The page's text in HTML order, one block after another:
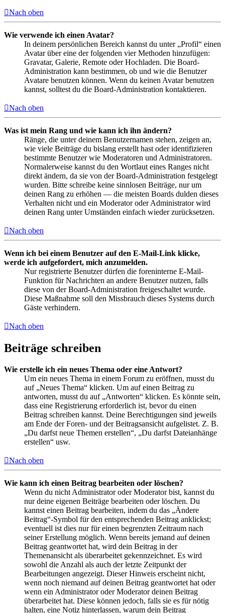
Nach oben
Wie verwende ich einen Avatar?
In deinem persönlichen Bereich kannst du unter „Profil“ einen
Avatar über eine der folgenden vier Methoden hinzufügen:
Gravatar, Galerie, Remote oder Hochladen. Die Board-
Administration kann bestimmen, ob und wie die Benutzer
Avatare benutzen können. Wenn du keinen Avatar benutzen
kannst, solltest du die Board-Administration kontaktieren.
Nach oben
Was ist mein Rang und wie kann ich ihn ändern?
Ränge, die unter deinem Benutzernamen stehen, zeigen an,
wie viele Beiträge du bislang erstellt hast oder identifizieren
bestimmte Benutzer wie Moderatoren und Administratoren.
Normalerweise kannst du den Wortlaut eines Ranges nicht
direkt ändern, da sie von der Board-Administration festgelegt
wurden. Bitte schreibe keine sinnlosen Beiträge, nur um
deinen Rang zu erhöhen — die meisten Boards dulden dieses
Verhalten nicht und ein Moderator oder Administrator wird
deinen Rang unter Umständen einfach wieder zurücksetzen.
Nach oben
Wenn ich bei einem Benutzer auf den E-Mail-Link klicke,
werde ich aufgefordert, mich anzumelden.
Nur registrierte Benutzer dürfen die foreninterne E-Mail-
Funktion für Nachrichten an andere Benutzer nutzen, falls
diese von der Board-Administration freigeschaltet wurde.
Diese Maßnahme soll den Missbrauch dieses Systems durch
Gäste verhindern.
Nach oben
Beiträge schreiben
Wie erstelle ich ein neues Thema oder eine Antwort?
Um ein neues Thema in einem Forum zu eröffnen, musst du
auf „Neues Thema“ klicken. Um auf einen Beitrag zu
antworten, musst du auf „Antworten“ klicken. Es könnte sein,
dass eine Registrierung erforderlich ist, bevor du einen
Beitrag schreiben kannst. Deine Berechtigungen sind jeweils
am Ende der Foren- und der Beitragsansicht aufgelistet. Z. B.
„Du darfst neue Themen erstellen“, „Du darfst Dateianhänge
erstellen“ usw.
Nach oben
Wie kann ich einen Beitrag bearbeiten oder löschen?
Wenn du nicht Administrator oder Moderator bist, kannst du
nur deine eigenen Beiträge bearbeiten oder löschen. Du
kannst einen Beitrag bearbeiten, indem du das „Ändere
Beitrag“-Symbol für den entsprechenden Beitrag anklickst;
eventuell ist dies nur für einen begrenzten Zeitraum nach
seiner Erstellung möglich. Wenn bereits jemand auf deinen
Beitrag geantwortet hat, wird dein Beitrag in der
Themenansicht als überarbeitet gekennzeichnet. Es wird
sowohl die Anzahl als auch der letzte Zeitpunkt der
Bearbeitungen angezeigt. Dieser Hinweis erscheint nicht,
wenn noch niemand auf deinen Beitrag geantwortet hat oder
wenn ein Administrator oder Moderator deinen Beitrag
überarbeitet hat. Diese können jedoch, falls sie es für nötig
halten, eine Notiz hinterlassen, warum dein Beitrag